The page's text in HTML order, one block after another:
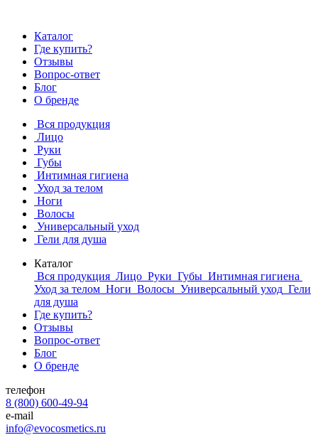
Каталог
Где купить?
Отзывы
Вопрос-ответ
Блог
О бренде
Вся продукция
Лицо
Руки
Губы
Интимная гигиена
Уход за телом
Ноги
Волосы
Универсальный уход
Гели для душа
Каталог
Вся продукция Лицо Руки Губы Интимная гигиена
Уход за телом Ноги Волосы Универсальный уход Гели
для душа
Где купить?
Отзывы
Вопрос-ответ
Блог
О бренде
телефон
8 (800) 600-49-94
e-mail
info@evocosmetics.ru